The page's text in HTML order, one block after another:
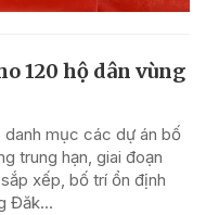
120 hộ dân vùng
danh mục các dự án bố
trung hạn, giai đoạn
xếp, bố trí ổn định
Đăk...